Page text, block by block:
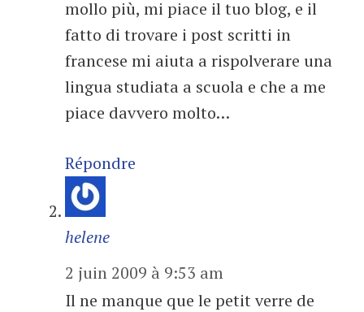
mollo più, mi piace il tuo blog, e il
fatto di trovare i post scritti in
francese mi aiuta a rispolverare una
lingua studiata a scuola e che a me
piace davvero molto…
Répondre
helene
2 juin 2009 à 9:53 am
Il ne manque que le petit verre de